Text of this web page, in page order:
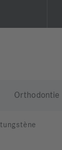
Orthodontie